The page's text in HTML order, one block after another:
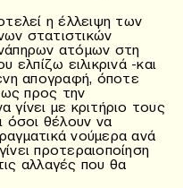
η έλλειψη των
στατιστικών
ατόμων στη
ελπίζω ειλικρινά -και
απογραφή, όποτε
ως προς την
γίνει με κριτήριο τους
όσοι θέλουν να
νούμερα ανά
προτεραιοποίηση
αλλαγές που θα